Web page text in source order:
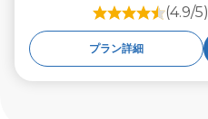
(4.9/5)
プラン詳細